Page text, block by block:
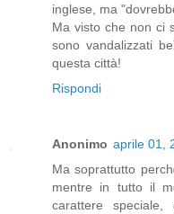
inglese, ma
Ma visto che non ci
sono vandalizzati
questa città!
Rispondi
Anonimo aprile 01,
Ma soprattutto
mentre in tutto il
carattere